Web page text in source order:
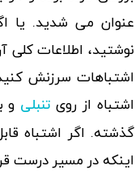
نوشتید، اطلاعات کلی
اشتباهات سرزنش
اشتباه از روی تنبلی و
گذشته. اگر اشتباه
اینکه در مسیر درست